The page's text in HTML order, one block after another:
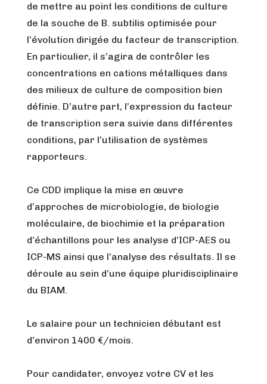
de mettre au point les conditions de culture
de la souche de B. subtilis optimisée pour
l’évolution dirigée du facteur de transcription.
En particulier, il s’agira de contrôler les
concentrations en cations métalliques dans
des milieux de culture de composition bien
définie. D’autre part, l’expression du facteur
de transcription sera suivie dans différentes
conditions, par l’utilisation de systèmes
rapporteurs.
Ce CDD implique la mise en œuvre
d’approches de microbiologie, de biologie
moléculaire, de biochimie et la préparation
d’échantillons pour les analyse d’ICP-AES ou
ICP-MS ainsi que l’analyse des résultats. Il se
déroule au sein d’une équipe pluridisciplinaire
du BIAM.
Le salaire pour un technicien débutant est
d’environ 1400 €/mois.
Pour candidater, envoyez votre CV et les